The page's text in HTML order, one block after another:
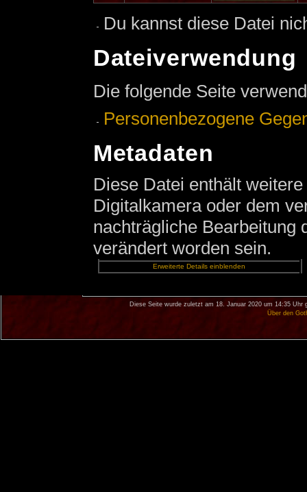
Du kannst diese Datei
Dateiverwendung
Die folgende Seite
Personenbezogene
Metadaten
Diese Datei enthält
Digitalkamera oder dem
nachträgliche Bearbeitung
verändert worden sein.
Erweiterte Details einblenden
Diese Seite wurde zuletzt am 18. Januar 2020 um 14:35 Uhr
Über den